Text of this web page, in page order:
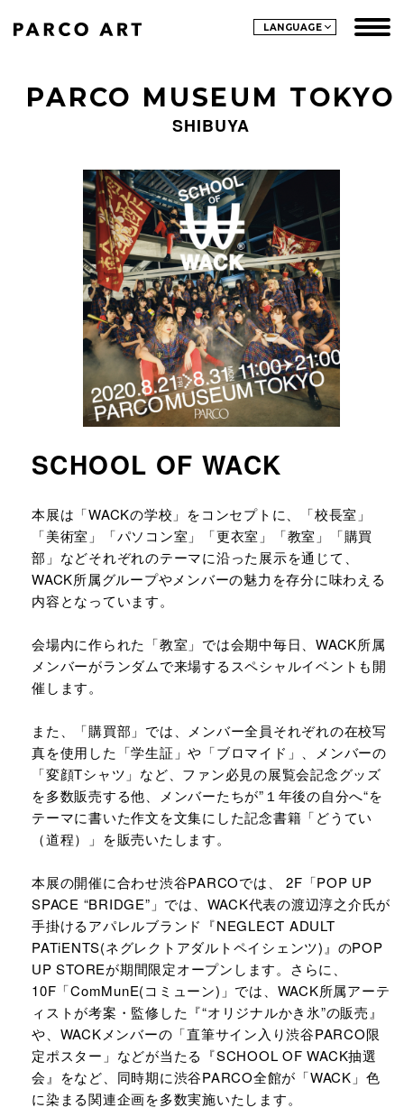
LANGUAGE
PARCO MUSEUM TOKYO
SHIBUYA
SCHOOL OF WACK
URLをコピーする
本展は「WACKの学校」をコンセプトに、「校長室」
「美術室」「パソコン室」「更衣室」「教室」「購買
部」などそれぞれのテーマに沿った展示を通じて、
WACK所属グループやメンバーの魅力を存分に味わえる
内容となっています。
会場内に作られた「教室」では会期中毎日、WACK所属
メンバーがランダムで来場するスペシャルイベントも開
催します。
また、「購買部」では、メンバー全員それぞれの在校写
真を使用した「学生証」や「ブロマイド」、メンバーの
「変顔Tシャツ」など、ファン必見の展覧会記念グッズ
を多数販売する他、メンバーたちが”１年後の自分へ“を
テーマに書いた作文を文集にした記念書籍「どうてい
（道程）」を販売いたします。
本展の開催に合わせ渋谷PARCOでは、 2F「POP UP
SPACE “BRIDGE”」では、WACK代表の渡辺淳之介氏が
手掛けるアパレルブランド『NEGLECT ADULT
PATiENTS(ネグレクトアダルトペイシェンツ)』のPOP
UP STOREが期間限定オープンします。さらに、
10F「ComMunE(コミューン)」では、WACK所属アーテ
ィストが考案・監修した『“オリジナルかき氷”の販売』
や、WACKメンバーの「直筆サイン入り渋谷PARCO限
定ポスター」などが当たる『SCHOOL OF WACK抽選
会』をなど、同時期に渋谷PARCO全館が「WACK」色
に染まる関連企画を多数実施いたします。